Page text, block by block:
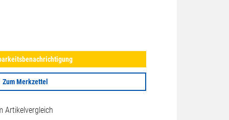
Zum Merkzettel
Artikelvergleich